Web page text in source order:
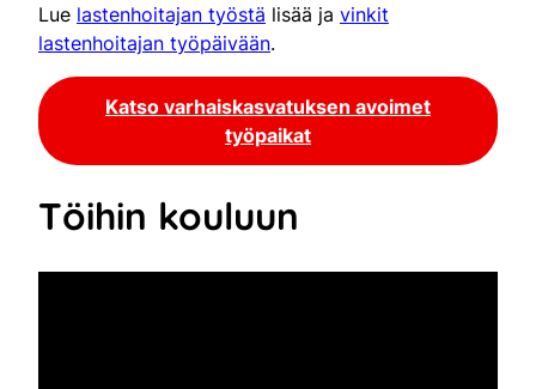
Lue lastenhoitajan työstä lisää ja vinkit
lastenhoitajan työpäivään.
Katso varhaiskasvatuksen avoimet
työpaikat
Töihin kouluun